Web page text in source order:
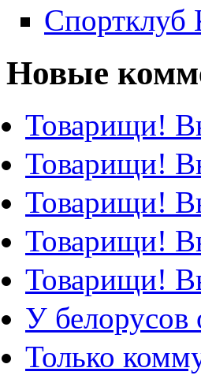
Новые
Товарищи!
Товарищи!
Товарищи!
Товарищи!
Товарищи!
У белорусов
Только